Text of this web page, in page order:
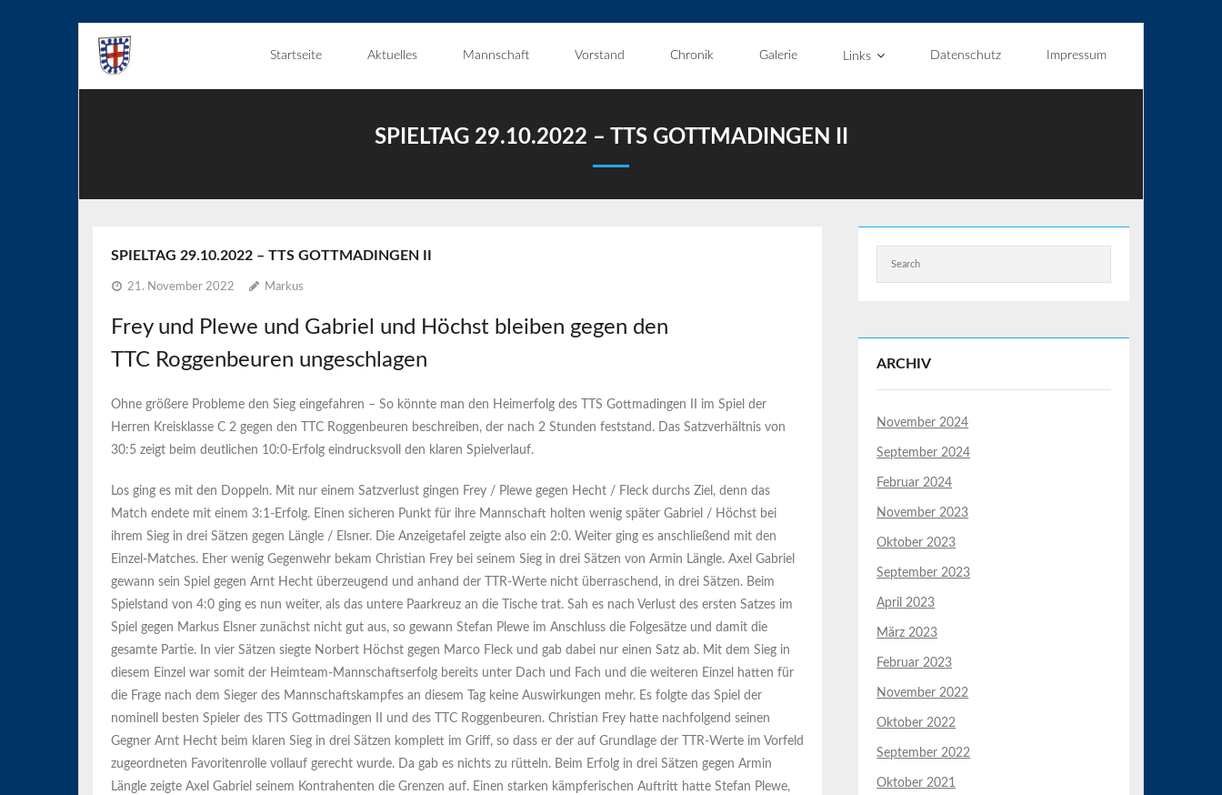
Startseite Aktuelles Mannschaft Vorstand Chronik Galerie Links Datenschutz Impressum
SPIELTAG 29.10.2022 – TTS GOTTMADINGEN II
SPIELTAG 29.10.2022 – TTS GOTTMADINGEN II
21. November 2022 Markus
Frey und Plewe und Gabriel und Höchst bleiben gegen den
TTC Roggenbeuren ungeschlagen
Ohne größere Probleme den Sieg eingefahren – So könnte man den Heimerfolg des TTS Gottmadingen II im Spiel der
Herren Kreisklasse C 2 gegen den TTC Roggenbeuren beschreiben, der nach 2 Stunden feststand. Das Satzverhältnis von
30:5 zeigt beim deutlichen 10:0-Erfolg eindrucksvoll den klaren Spielverlauf.
Los ging es mit den Doppeln. Mit nur einem Satzverlust gingen Frey / Plewe gegen Hecht / Fleck durchs Ziel, denn das
Match endete mit einem 3:1-Erfolg. Einen sicheren Punkt für ihre Mannschaft holten wenig später Gabriel / Höchst bei
ihrem Sieg in drei Sätzen gegen Längle / Elsner. Die Anzeigetafel zeigte also ein 2:0. Weiter ging es anschließend mit den
Einzel-Matches. Eher wenig Gegenwehr bekam Christian Frey bei seinem Sieg in drei Sätzen von Armin Längle. Axel Gabriel
gewann sein Spiel gegen Arnt Hecht überzeugend und anhand der TTR-Werte nicht überraschend, in drei Sätzen. Beim
Spielstand von 4:0 ging es nun weiter, als das untere Paarkreuz an die Tische trat. Sah es nach Verlust des ersten Satzes im
Spiel gegen Markus Elsner zunächst nicht gut aus, so gewann Stefan Plewe im Anschluss die Folgesätze und damit die
gesamte Partie. In vier Sätzen siegte Norbert Höchst gegen Marco Fleck und gab dabei nur einen Satz ab. Mit dem Sieg in
diesem Einzel war somit der Heimteam-Mannschaftserfolg bereits unter Dach und Fach und die weiteren Einzel hatten für
die Frage nach dem Sieger des Mannschaftskampfes an diesem Tag keine Auswirkungen mehr. Es folgte das Spiel der
nominell besten Spieler des TTS Gottmadingen II und des TTC Roggenbeuren. Christian Frey hatte nachfolgend seinen
Gegner Arnt Hecht beim klaren Sieg in drei Sätzen komplett im Griff, so dass er der auf Grundlage der TTR-Werte im Vorfeld
zugeordneten Favoritenrolle vollauf gerecht wurde. Da gab es nichts zu rütteln. Beim Erfolg in drei Sätzen gegen Armin
Längle zeigte Axel Gabriel seinem Kontrahenten die Grenzen auf. Einen starken kämpferischen Auftritt hatte Stefan Plewe,
ARCHIV
November 2024
September 2024
Februar 2024
November 2023
Oktober 2023
September 2023
April 2023
März 2023
Februar 2023
November 2022
Oktober 2022
September 2022
Oktober 2021